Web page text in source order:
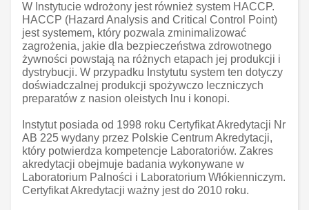
W Instytucie wdrożony jest również system HACCP.
HACCP (Hazard Analysis and Critical Control Point)
jest systemem, który pozwala zminimalizować
zagrożenia, jakie dla bezpieczeństwa zdrowotnego
żywności powstają na różnych etapach jej produkcji i
dystrybucji. W przypadku Instytutu system ten dotyczy
doświadczalnej produkcji spożywczo leczniczych
preparatów z nasion oleistych lnu i konopi.
Instytut posiada od 1998 roku Certyfikat Akredytacji Nr
AB 225 wydany przez Polskie Centrum Akredytacji,
który potwierdza kompetencje Laboratoriów. Zakres
akredytacji obejmuje badania wykonywane w
Laboratorium Palności i Laboratorium Włókienniczym.
Certyfikat Akredytacji ważny jest do 2010 roku.